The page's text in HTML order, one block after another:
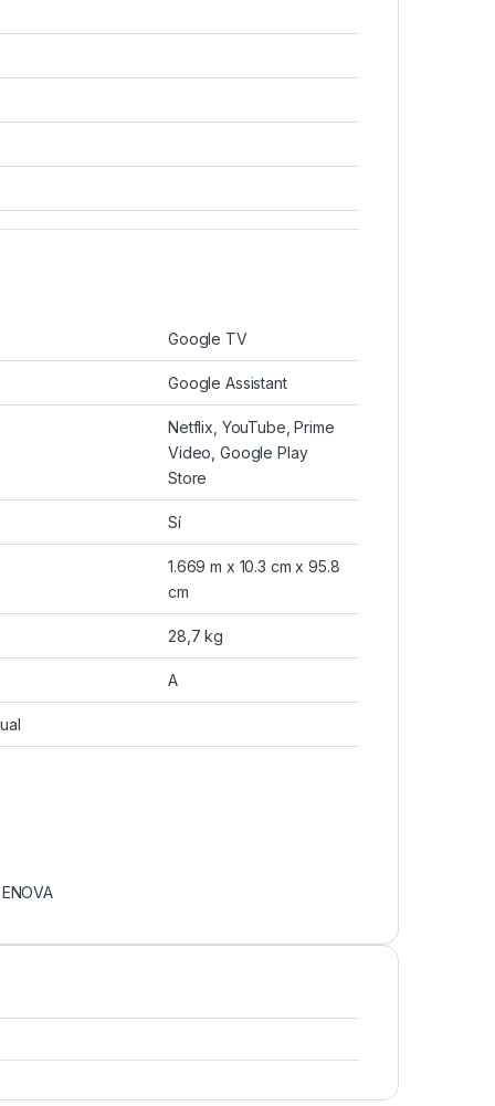
Google TV
Google Assistant
Netflix, YouTube, Prime
Video, Google Play
Store
Sí
1.669 m x 10.3 cm x 95.8
cm
28,7 kg
A
ENOVA